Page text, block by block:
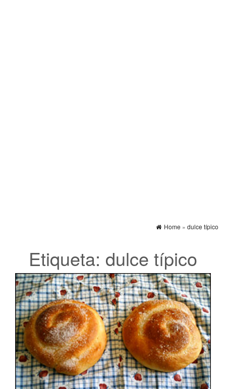
Home » dulce típico
Etiqueta: dulce típico